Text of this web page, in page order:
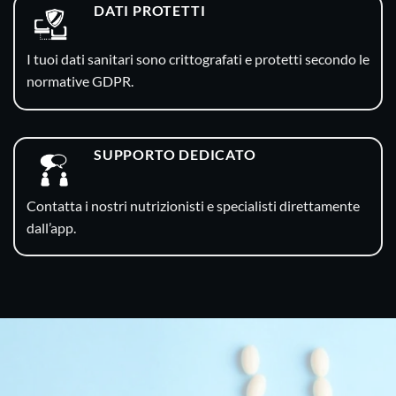
DATI PROTETTI
I tuoi dati sanitari sono crittografati e protetti secondo le
normative GDPR.
SUPPORTO DEDICATO
Contatta i nostri nutrizionisti e specialisti direttamente
dall’app.